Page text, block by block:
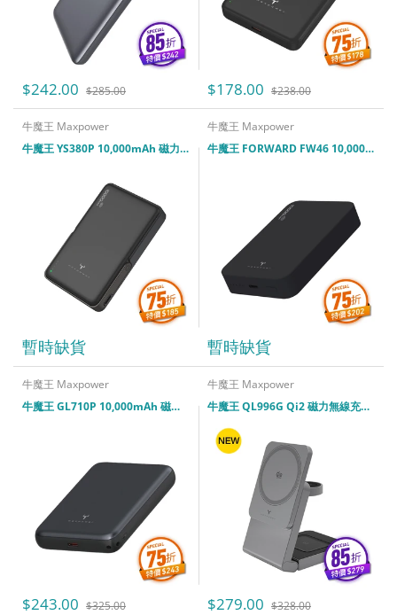
$242.00 $285.00 $178.00 $238.00
牛魔王 Maxpower
牛魔王 YS380P 10,000mAh 磁力無線外置充電器
暫時缺貨
牛魔王 Maxpower
牛魔王 FORWARD FW46 10,000mAh 磁力無線外置充電器 (2026 CCC 認證)
暫時缺貨
牛魔王 Maxpower
牛魔王 GL710P 10,000mAh 磁力無線外置充電器 (2026 CCC 認證)
$243.00 $325.00
牛魔王 Maxpower
牛魔王 QL996G Qi2 磁力無線充電器
$279.00 $328.00